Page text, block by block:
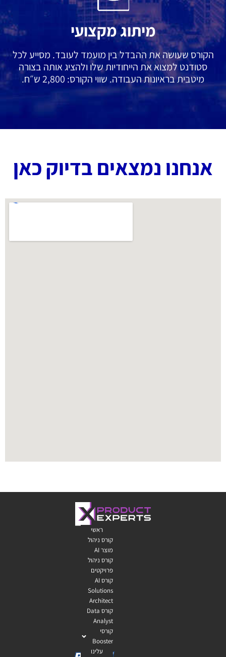
מיתוג מקצועי
הקורס שעושה את ההבדל בין מועמד לעובד. מסייע לכל
סטודנט למצוא את הייחודיות שלו ולהציג אותה בצורה
מיטבית בראיונות העבודה. שווי הקורס: 2,800 ש״ח.
אנחנו נמצאים בדיוק כאן
ראשי
קורס ניהול
מוצר AI
קורס ניהול
פרויקטים
קורס AI
Solutions
Architect
קורס Data
Analyst
קורסי
Booster
עלינו